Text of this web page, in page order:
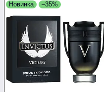
Новинка –35%